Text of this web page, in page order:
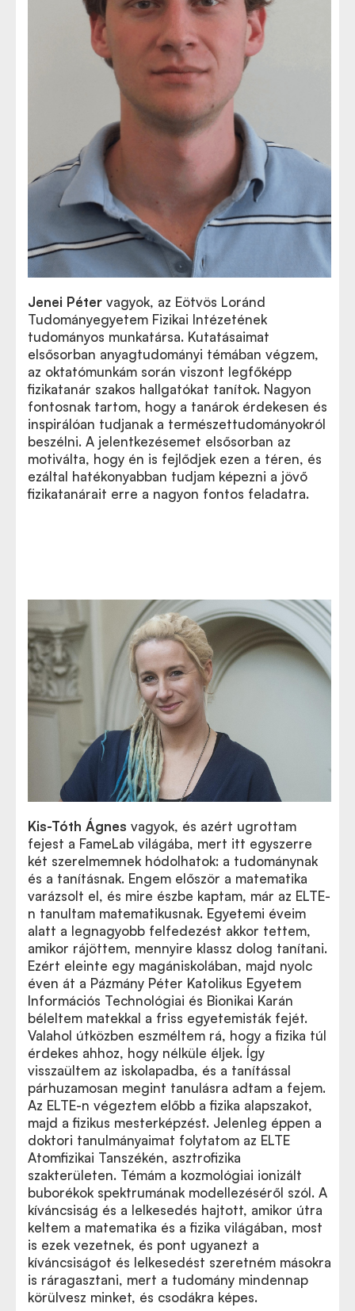
Jenei Péter vagyok, az Eötvös Loránd
Tudományegyetem Fizikai Intézetének
tudományos munkatársa. Kutatásaimat
elsősorban anyagtudományi témában végzem,
az oktatómunkám során viszont legfőképp
fizikatanár szakos hallgatókat tanítok. Nagyon
fontosnak tartom, hogy a tanárok érdekesen és
inspirálóan tudjanak a természettudományokról
beszélni. A jelentkezésemet elsősorban az
motiválta, hogy én is fejlődjek ezen a téren, és
ezáltal hatékonyabban tudjam képezni a jövő
fizikatanárait erre a nagyon fontos feladatra.
Kis-Tóth Ágnes vagyok, és azért ugrottam
fejest a FameLab világába, mert itt egyszerre
két szerelmemnek hódolhatok: a tudománynak
és a tanításnak. Engem először a matematika
varázsolt el, és mire észbe kaptam, már az ELTE-
n tanultam matematikusnak. Egyetemi éveim
alatt a legnagyobb felfedezést akkor tettem,
amikor rájöttem, mennyire klassz dolog tanítani.
Ezért eleinte egy magániskolában, majd nyolc
éven át a Pázmány Péter Katolikus Egyetem
Információs Technológiai és Bionikai Karán
béleltem matekkal a friss egyetemisták fejét.
Valahol útközben eszméltem rá, hogy a fizika túl
érdekes ahhoz, hogy nélküle éljek. Így
visszaültem az iskolapadba, és a tanítással
párhuzamosan megint tanulásra adtam a fejem.
Az ELTE-n végeztem előbb a fizika alapszakot,
majd a fizikus mesterképzést. Jelenleg éppen a
doktori tanulmányaimat folytatom az ELTE
Atomfizikai Tanszékén, asztrofizika
szakterületen. Témám a kozmológiai ionizált
buborékok spektrumának modellezéséről szól. A
kíváncsiság és a lelkesedés hajtott, amikor útra
keltem a matematika és a fizika világában, most
is ezek vezetnek, és pont ugyanezt a
kíváncsiságot és lelkesedést szeretném másokra
is ráragasztani, mert a tudomány mindennap
körülvesz minket, és csodákra képes.